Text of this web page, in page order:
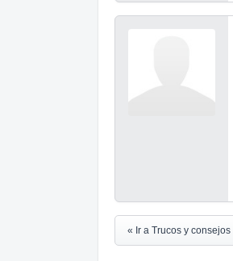
« Ir a Trucos y consejos